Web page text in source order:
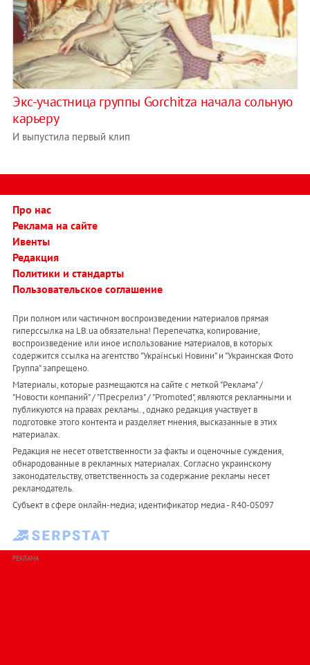
Экс-участница группы Gorchitza начала сольную
карьеру
И выпустила первый клип
Про нас
Реклама на сайте
Ивенты
Редакция
Политики и стандарты
Пользовательское соглашение
При полном или частичном воспроизведении материалов прямая
гиперссылка на LB.ua обязательна! Перепечатка, копирование,
воспроизведение или иное использование материалов, в которых
содержится ссылка на агентство "Українськi Новини" и "Украинская Фото
Группа" запрещено.
Материалы, которые размещаются на сайте с меткой "Реклама" /
"Новости компаний" / "Пресрелиз" / "Promoted", являются рекламными и
публикуются на правах рекламы. , однако редакция участвует в
подготовке этого контента и разделяет мнения, высказанные в этих
материалах.
Редакция не несет ответственности за факты и оценочные суждения,
обнародованные в рекламных материалах. Согласно украинскому
законодательству, ответственность за содержание рекламы несет
рекламодатель.
Субъект в сфере онлайн-медиа; идентификатор медиа - R40-05097
РЕКЛАМА